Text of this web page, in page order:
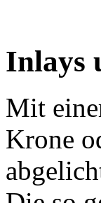
Inlays
Mit
Krone